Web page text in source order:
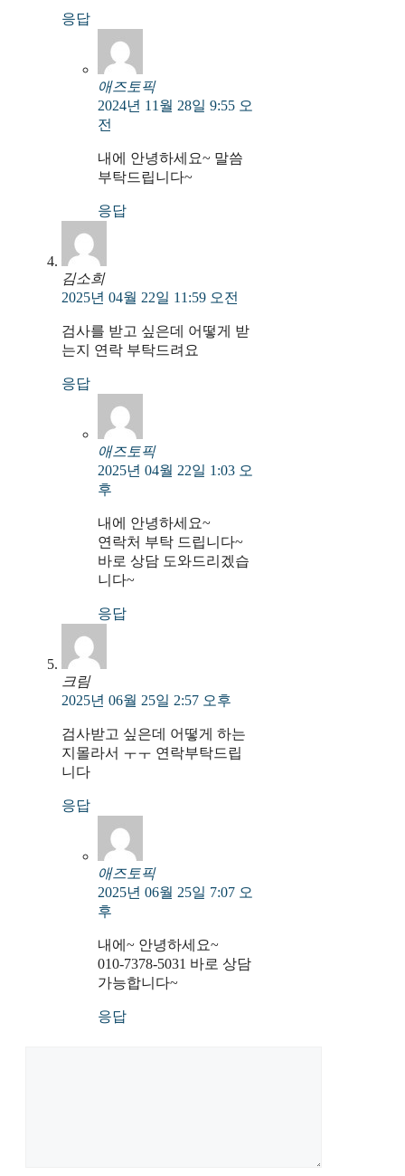
응답
애즈토픽
2024년 11월 28일 9:55 오
전
내에 안녕하세요~ 말씀
부탁드립니다~
응답
김소희
2025년 04월 22일 11:59 오전
검사를 받고 싶은데 어떻게 받
는지 연락 부탁드려요
응답
애즈토픽
2025년 04월 22일 1:03 오
후
내에 안녕하세요~
연락처 부탁 드립니다~
바로 상담 도와드리겠습
니다~
응답
크림
2025년 06월 25일 2:57 오후
검사받고 싶은데 어떻게 하는
지몰라서 ㅜㅜ 연락부탁드립
니다
응답
애즈토픽
2025년 06월 25일 7:07 오
후
내에~ 안녕하세요~
010-7378-5031 바로 상담
가능합니다~
응답